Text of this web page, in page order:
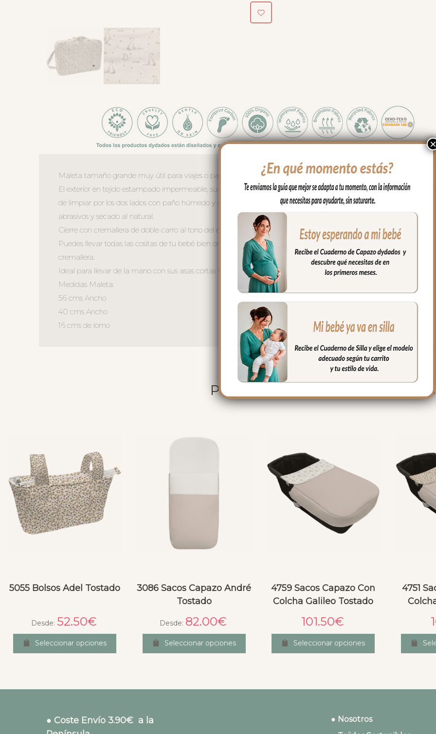
Maleta tamaño grande muy útil para viajes o para maleta de hospital
El exterior en tejido estampado impermeable, suave y agradable al tacto. Para el interior tejido blanco
de limpiar por los dos lados con paño húmedo y cuando necesites puedes lavar en lavadora siempre agua fría
abrasivos y secado al natural.
Cierre con cremallera de doble carro al tono del estampado.
Puedes llevar todas las cositas de tu bebé bien organizadas y sujetas en el interior y además cuenta con un bolsillo
cremallera.
Ideal para llevar de la mano con sus asas cortas o llevar al hombro con el asa largo.
Medidas Maleta:
56 cms Ancho
40 cms Ancho
16 cms de lomo
PRODUCTOS RELACIONADOS
5055 Bolsos Adel Tostado
Desde: 52.50€
Seleccionar opciones
3086 Sacos Capazo André
Tostado
Desde: 82.00€
Seleccionar opciones
4759 Sacos Capazo Con
Colcha Galileo Tostado
101.50€
Seleccionar opciones
4751
● Coste Envío 3.90€ a la
● Nosotros
×